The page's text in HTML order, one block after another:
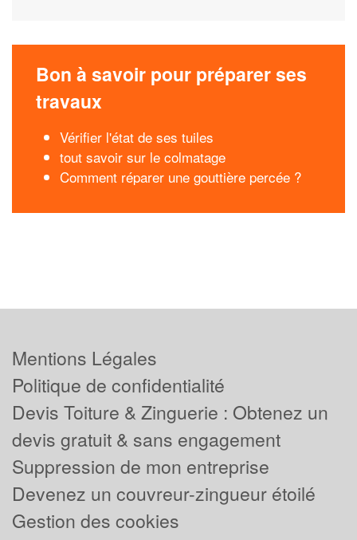
Bon à savoir pour préparer ses
travaux
Vérifier l'état de ses tuiles
tout savoir sur le colmatage
Comment réparer une gouttière percée ?
Mentions Légales
Politique de confidentialité
Devis Toiture & Zinguerie : Obtenez un
devis gratuit & sans engagement
Suppression de mon entreprise
Devenez un couvreur-zingueur étoilé
Gestion des cookies